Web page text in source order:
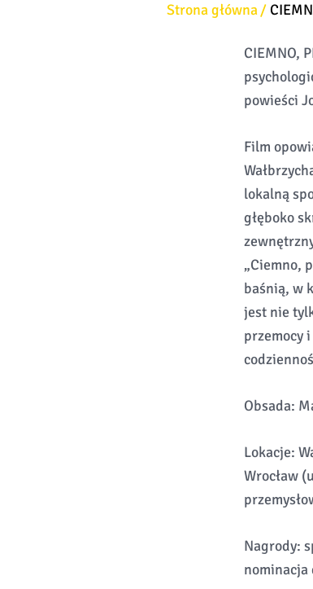
Strona główna
CIEMNO,
powieści
Film
lokalną
głęboko
„Ciemno,
baśnią, w
jest nie
przemocy
Obsada:
Lokacje:
Wrocław
Nagrody:
nominacja